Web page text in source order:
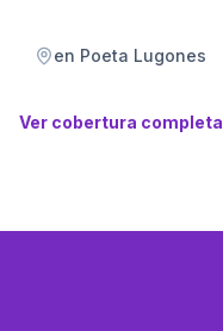
en Poeta Lugones
Ver cobertura completa